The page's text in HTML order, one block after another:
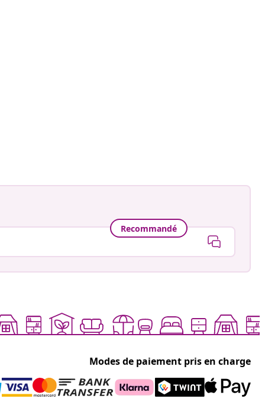
Recommandé
Modes de paiement pris en charge